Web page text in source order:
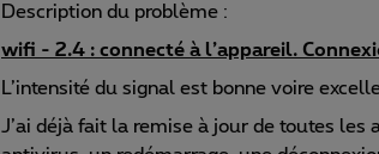
Description du problème :
wifi - 2.4 : connecté à l’appareil.
L’intensité du signal est bonne voire
J’ai déjà fait la remise à jour de toutes